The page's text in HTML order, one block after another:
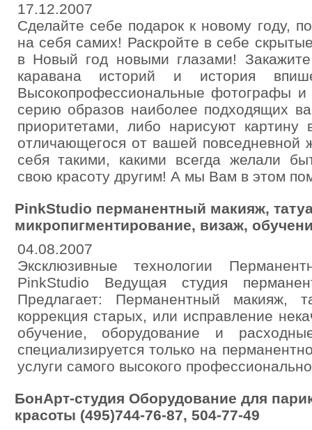
17.12.2007
Сделайте себе подарок к новому году,
на себя самих! Раскройте в себе
в Новый год новыми глазами!
каравана историй и история
Высокопрофессиональные фотографы и
серию образов наиболее подходящих
приоритетами, либо нарисуют картину
отличающегося от вашей повседневной
себя такими, какими всегда желали
свою красоту другим! А мы Вам в этом
PinkStudio перманентный макияж,
микропигментирование, визаж,
04.08.2007
Эксклюзивные технологии
PinkStudio Ведущая студия
Предлагает: Перманентный макияж,
коррекция старых, или исправление
обучение, оборудование и
специализируется только на
услуги самого высокого
БонАрт-студия Оборудование для
красоты (495)744-76-87, 504-77-49